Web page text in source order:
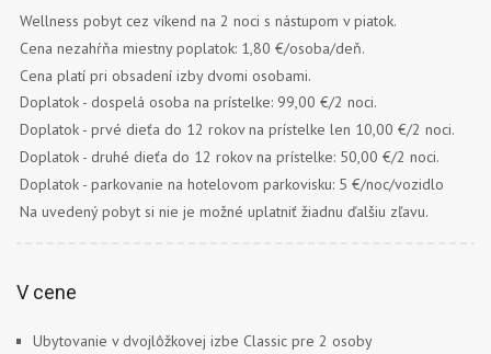
Wellness pobyt cez víkend na 2 noci s nástupom v piatok.
Cena nezahŕňa miestny poplatok: 1,80 €/osoba/deň.
Cena platí pri obsadení izby dvomi osobami.
Doplatok - dospelá osoba na prístelke: 99,00 €/2 noci.
Doplatok - prvé dieťa do 12 rokov na prístelke len 10,00 €/2 noci.
Doplatok - druhé dieťa do 12 rokov na prístelke: 50,00 €/2 noci.
Doplatok - parkovanie na hotelovom parkovisku: 5 €/noc/vozidlo
Na uvedený pobyt si nie je možné uplatniť žiadnu ďalšiu zľavu.
V cene
Ubytovanie v dvojlôžkovej izbe Classic pre 2 osoby